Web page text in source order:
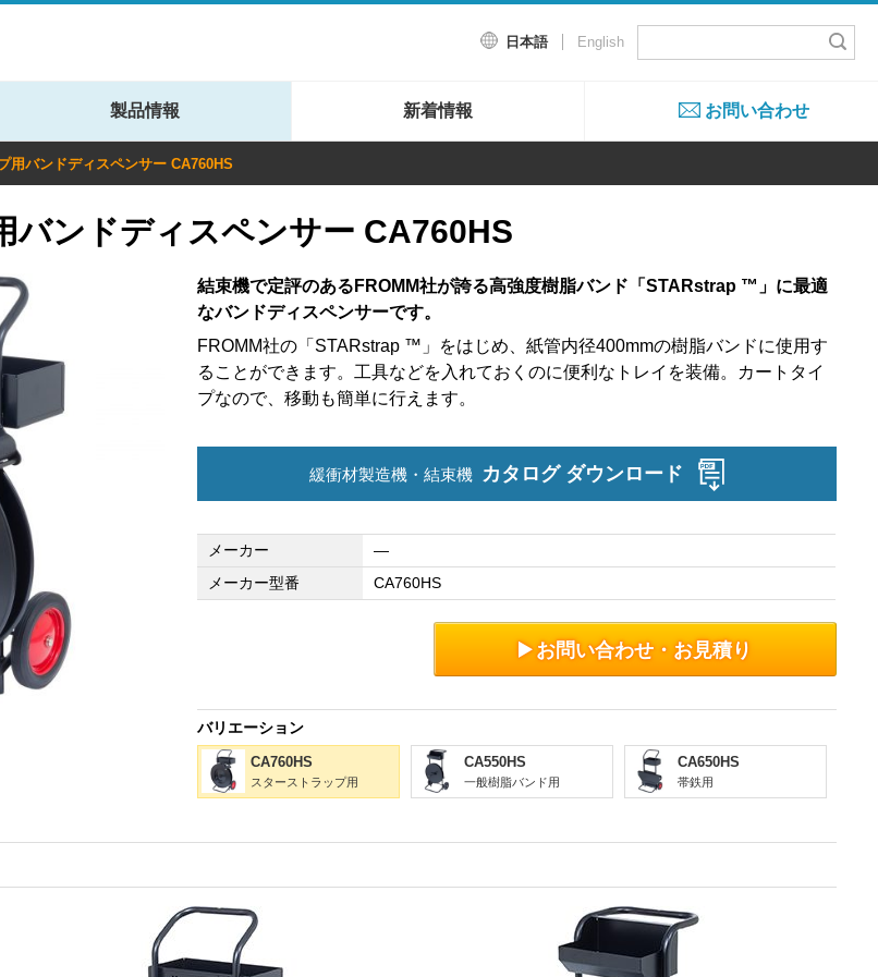
日本語 English
製品情報 新着情報 お問い合わせ
用バンドディスペンサー CA760HS
バンドディスペンサー CA760HS
結束機で定評のあるFROMM社が誇る高強度樹脂バンド「STARstrap ™」に最適
なバンドディスペンサーです。
FROMM社の「STARstrap ™」をはじめ、紙管内径400mmの樹脂バンドに使用す
ることができます。工具などを入れておくのに便利なトレイを装備。カートタイ
プなので、移動も簡単に行えます。
緩衝材製造機・結束機 カタログ ダウンロード
メーカー
―
メーカー型番
CA760HS
お問い合わせ・お見積り
バリエーション
CA760HS
スターストラップ用
CA550HS
一般樹脂バンド用
CA650HS
帯鉄用